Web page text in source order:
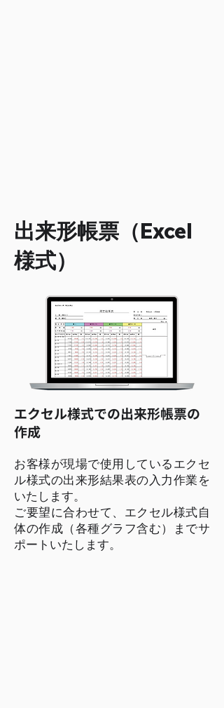
出来形帳票（Excel
様式）
エクセル様式での出来形帳票の
作成
お客様が現場で使用しているエクセ
ル様式の出来形結果表の入力作業を
いたします。
ご要望に合わせて、エクセル様式自
体の作成（各種グラフ含む）までサ
ポートいたします。